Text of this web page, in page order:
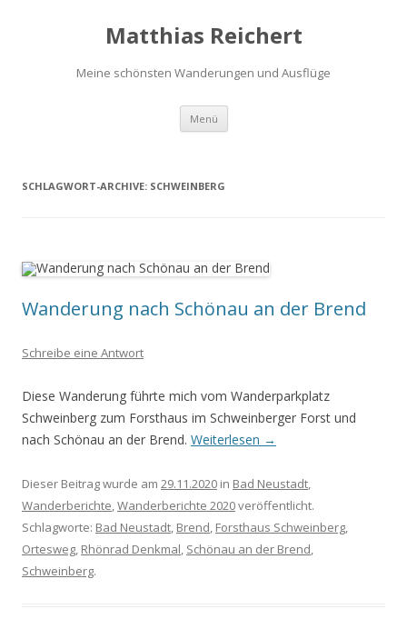
Matthias Reichert
Meine schönsten Wanderungen und Ausflüge
Menü Zum
springen
SCHLAGWORT-ARCHIVE: SCHWEINBERG
Wanderung nach Schönau an der Brend
Schreibe eine Antwort
Diese Wanderung führte mich vom Wanderparkplatz
Schweinberg zum Forsthaus im Schweinberger Forst und
nach Schönau an der Brend. Weiterlesen →
Dieser Beitrag wurde am 29.11.2020 in Bad Neustadt,
Wanderberichte,Wanderberichte 2020veröffentlicht.
Schlagworte: Bad Neustadt, Brend, Forsthaus Schweinberg,
Ortesweg, Rhönrad Denkmal, Schönau an der Brend,
Schweinberg.